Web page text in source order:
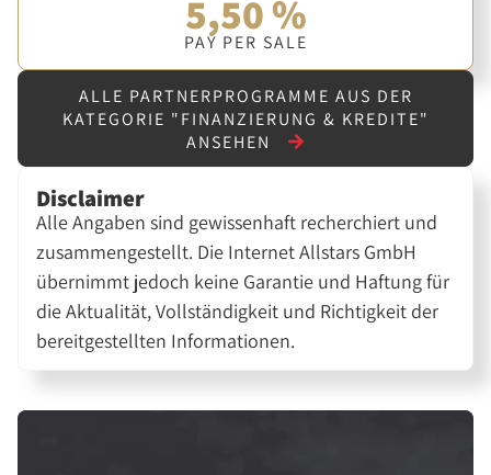
5,50 %
PAY PER SALE
ALLE PARTNERPROGRAMME AUS DER
KATEGORIE "FINANZIERUNG & KREDITE"
ANSEHEN
Disclaimer
Alle Angaben sind gewissenhaft recherchiert und
zusammengestellt. Die Internet Allstars GmbH
übernimmt jedoch keine Garantie und Haftung für
die Aktualität, Vollständigkeit und Richtigkeit der
bereitgestellten Informationen.